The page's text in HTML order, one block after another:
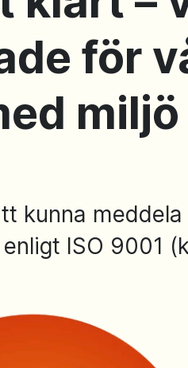
för
kunna
ISO 9001